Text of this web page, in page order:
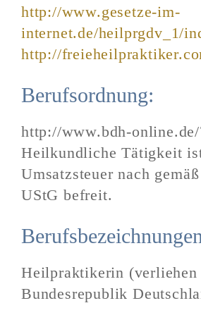
http://www.gesetze-im-
internet.de/heilprgdv_1/
http://
Berufsordnung:
http://www.bdh-
Heilkundliche Tätigkeit
Umsatzsteuer nach
UStG befreit.
Heilpraktikerin (verliehen
Bundesrepublik